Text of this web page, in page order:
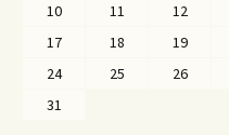
10
11 12
17
18 19
24
25 26
31